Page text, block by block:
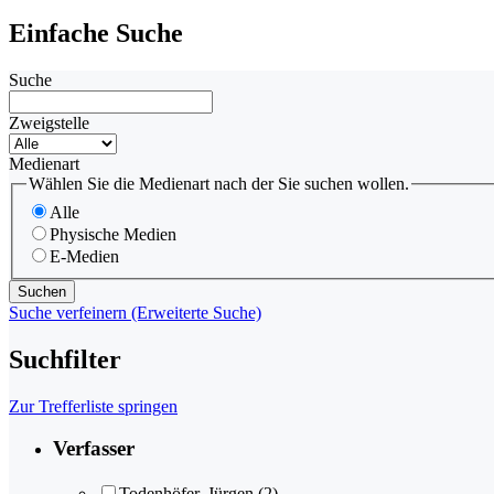
Einfache Suche
Suche
Zweigstelle
Medienart
Wählen Sie die Medienart nach der Sie suchen wollen.
Alle
Physische Medien
E-Medien
Suche verfeinern (Erweiterte Suche)
Suchfilter
Zur Trefferliste springen
Verfasser